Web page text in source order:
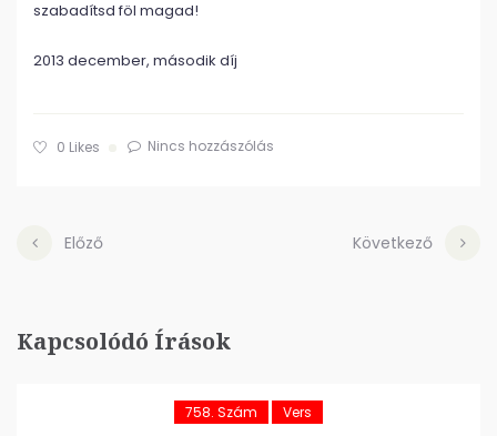
szabadítsd föl magad!
2013 december, második díj
0 Likes Nincs hozzászólás
Előző Következő
Kapcsolódó Írások
758. Szám Vers